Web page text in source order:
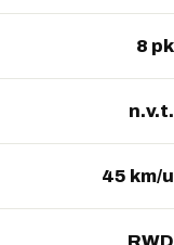
8 pk
n.v.t.
45 km/u